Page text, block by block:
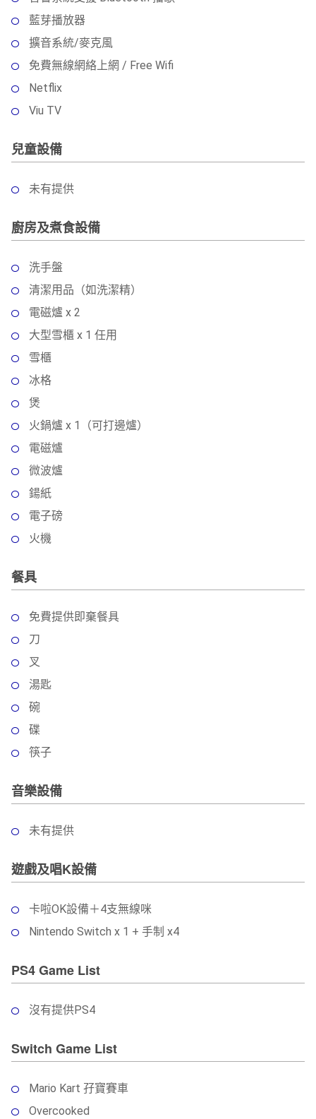
藍芽播放器
擴音系統/麥克風
免費無線網絡上網 / Free Wifi
Netflix
Viu TV
兒童設備
未有提供
廚房及煮食設備
洗手盤
清潔用品（如洗潔精）
電磁爐 x 2
大型雪櫃 x 1 任用
雪櫃
冰格
煲
火鍋爐 x 1（可打邊爐）
電磁爐
微波爐
鍚紙
電子磅
火機
餐具
免費提供即棄餐具
刀
叉
湯匙
碗
碟
筷子
音樂設備
未有提供
遊戲及唱K設備
卡啦OK設備＋4支無線咪
Nintendo Switch x 1 + 手制 x4
PS4 Game List
沒有提供PS4
Switch Game List
Mario Kart 孖寶賽車
Overcooked